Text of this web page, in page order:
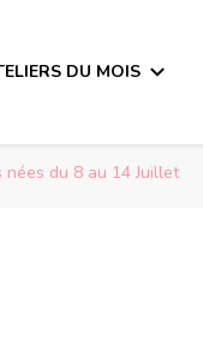
DU MOIS
du 8 au 14 Juillet